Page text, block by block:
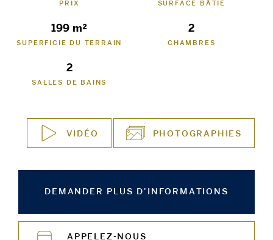
PRIX SURFACE BÂTIE
199 m²
SUPERFICIE DU TERRAIN
2
CHAMBRES
2
SALLES DE BAINS
VIDÉO PHOTOGRAPHIES
DEMANDER PLUS D'INFORMATIONS
APPELEZ-NOUS